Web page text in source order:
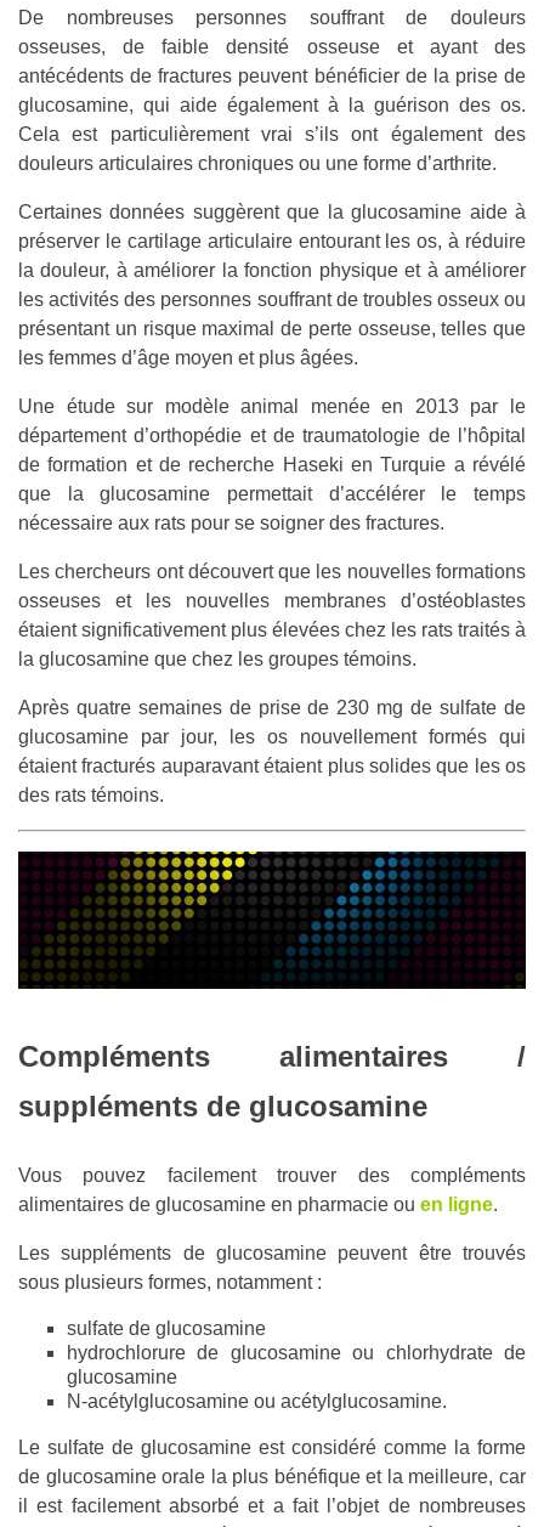
De nombreuses personnes souffrant de douleurs
osseuses, de faible densité osseuse et ayant des
antécédents de fractures peuvent bénéficier de la prise de
glucosamine, qui aide également à la guérison des os.
Cela est particulièrement vrai s’ils ont également des
douleurs articulaires chroniques ou une forme d’arthrite.
Certaines données suggèrent que la glucosamine aide à
préserver le cartilage articulaire entourant les os, à réduire
la douleur, à améliorer la fonction physique et à améliorer
les activités des personnes souffrant de troubles osseux ou
présentant un risque maximal de perte osseuse, telles que
les femmes d’âge moyen et plus âgées.
Une étude sur modèle animal menée en 2013 par le
département d’orthopédie et de traumatologie de l’hôpital
de formation et de recherche Haseki en Turquie a révélé
que la glucosamine permettait d’accélérer le temps
nécessaire aux rats pour se soigner des fractures.
Les chercheurs ont découvert que les nouvelles formations
osseuses et les nouvelles membranes d’ostéoblastes
étaient significativement plus élevées chez les rats traités à
la glucosamine que chez les groupes témoins.
Après quatre semaines de prise de 230 mg de sulfate de
glucosamine par jour, les os nouvellement formés qui
étaient fracturés auparavant étaient plus solides que les os
des rats témoins.
Compléments alimentaires /
suppléments de glucosamine
Vous pouvez facilement trouver des compléments
alimentaires de glucosamine en pharmacie ou en ligne.
Les suppléments de glucosamine peuvent être trouvés
sous plusieurs formes, notamment :
sulfate de glucosamine
hydrochlorure de glucosamine ou chlorhydrate de
glucosamine
N-acétylglucosamine ou acétylglucosamine.
Le sulfate de glucosamine est considéré comme la forme
de glucosamine orale la plus bénéfique et la meilleure, car
il est facilement absorbé et a fait l’objet de nombreuses